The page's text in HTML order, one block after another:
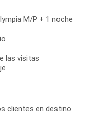
M/P + 1 noche
las visitas
clientes en destino